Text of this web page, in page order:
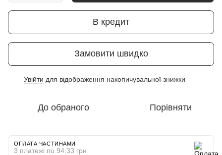
В кредит
Замовити швидко
Увійти для відображення накопичувальної знижки
До обраного Порівняти
ОПЛАТА ЧАСТИНАМИ
3 платежі по 94.33 грн